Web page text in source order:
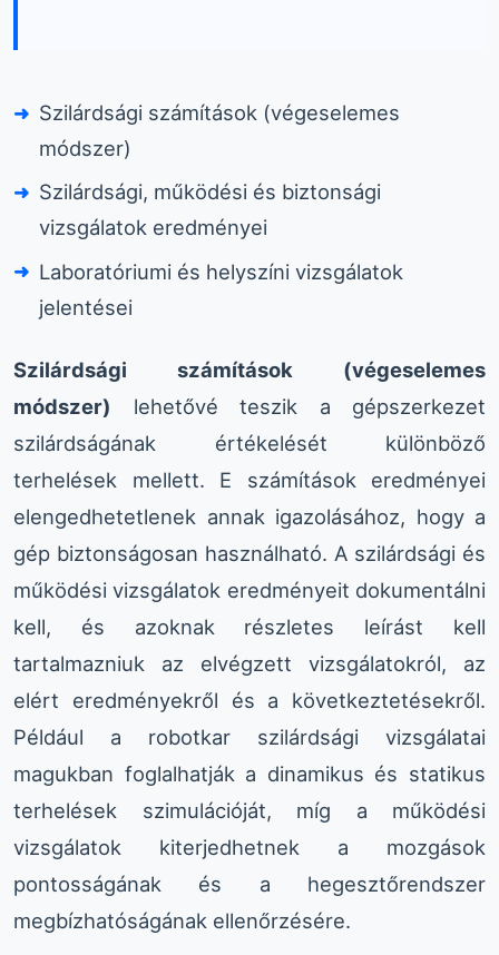
Szilárdsági számítások (végeselemes
módszer)
Szilárdsági, működési és biztonsági
vizsgálatok eredményei
Laboratóriumi és helyszíni vizsgálatok
jelentései
Szilárdsági számítások (végeselemes
módszer) lehetővé teszik a gépszerkezet
szilárdságának értékelését különböző
terhelések mellett. E számítások eredményei
elengedhetetlenek annak igazolásához, hogy a
gép biztonságosan használható. A szilárdsági és
működési vizsgálatok eredményeit dokumentálni
kell, és azoknak részletes leírást kell
tartalmazniuk az elvégzett vizsgálatokról, az
elért eredményekről és a következtetésekről.
Például a robotkar szilárdsági vizsgálatai
magukban foglalhatják a dinamikus és statikus
terhelések szimulációját, míg a működési
vizsgálatok kiterjedhetnek a mozgások
pontosságának és a hegesztőrendszer
megbízhatóságának ellenőrzésére.